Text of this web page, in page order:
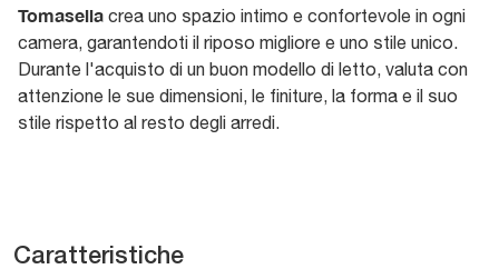
Tomasella crea uno spazio intimo e confortevole in ogni
camera, garantendoti il riposo migliore e uno stile unico.
Durante l'acquisto di un buon modello di letto, valuta con
attenzione le sue dimensioni, le finiture, la forma e il suo
stile rispetto al resto degli arredi.
Caratteristiche